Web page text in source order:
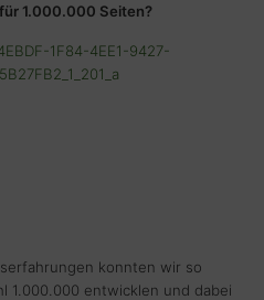
1.000.000 Seiten?
konnten wir so
1.000.000 entwicklen und dabei